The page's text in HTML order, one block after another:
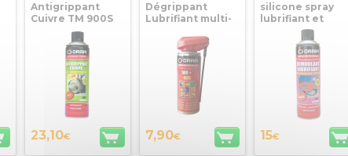
Antigrippant
Cuivre TM 900S
600 ORAPI
23,10€
Dégrippant
Lubrifiant multi-
WR 270/200ml
ORAPI
7,90€
silicone spray
lubrifiant et
demoulant 803
15€